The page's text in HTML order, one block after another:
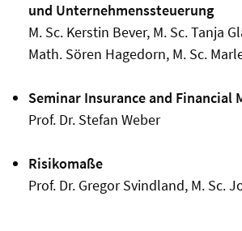
und Unternehmenssteuerung
M. Sc. Kerstin Bever, M. Sc. Tanja
Math. Sören Hagedorn, M. Sc.
Seminar Insurance and Financial
Prof. Dr. Stefan Weber
Risikomaße
Prof. Dr. Gregor Svindland, M. Sc.